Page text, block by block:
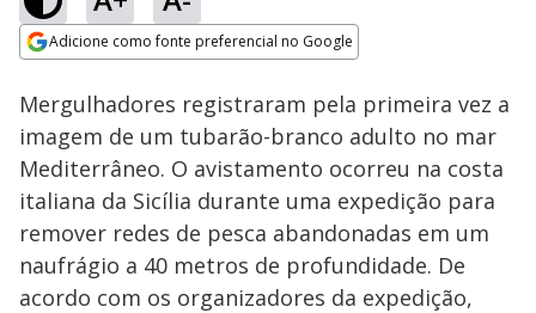
Adicione como fonte preferencial no Google
Ativar
100.00%
Mergulhadores registraram pela primeira vez a
imagem de um tubarão-branco adulto no mar
Mediterrâneo. O avistamento ocorreu na costa
italiana da Sicília durante uma expedição para
remover redes de pesca abandonadas em um
naufrágio a 40 metros de profundidade. De
acordo com os organizadores da expedição,